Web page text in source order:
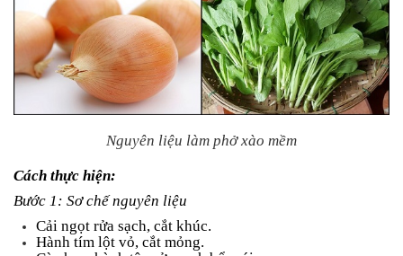
nhà
Tin
tức
Nguyên liệu làm phở xào mềm
Cách thực hiện:
Bước 1: Sơ chế nguyên liệu
Cải ngọt rửa sạch, cắt khúc.
Hành tím lột vỏ, cắt mỏng.